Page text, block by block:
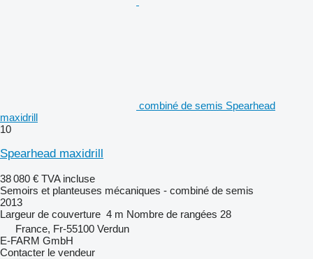
combiné de semis Spearhead
maxidrill
10
Spearhead maxidrill
38 080 € TVA incluse
Semoirs et planteuses mécaniques - combiné de semis
2013
Largeur de couverture 4 m Nombre de rangées 28
France, Fr-55100 Verdun
E-FARM GmbH
Contacter le vendeur